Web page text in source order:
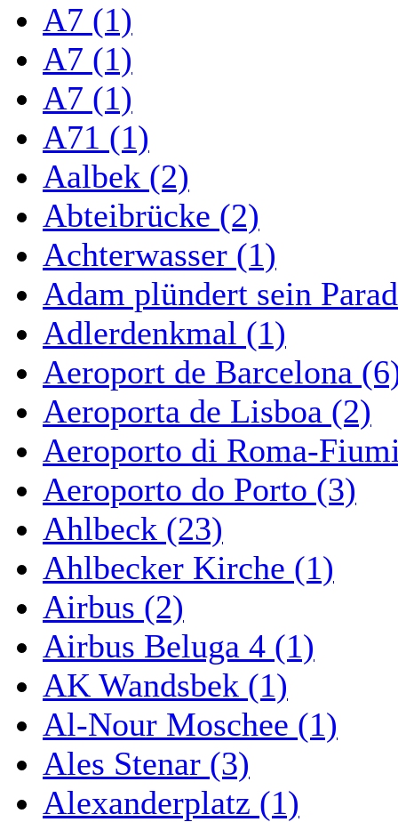
A7 (1)
A7 (1)
A7 (1)
A71 (1)
Aalbek (2)
Abteibrücke (2)
Achterwasser (1)
Adam plündert sein
Adlerdenkmal (1)
Aeroport de Barcelona
Aeroporta de Lisboa (2)
Aeroporto di Roma-
Aeroporto do Porto (3)
Ahlbeck (23)
Ahlbecker Kirche (1)
Airbus (2)
Airbus Beluga 4 (1)
AK Wandsbek (1)
Al-Nour Moschee (1)
Ales Stenar (3)
Alexanderplatz (1)